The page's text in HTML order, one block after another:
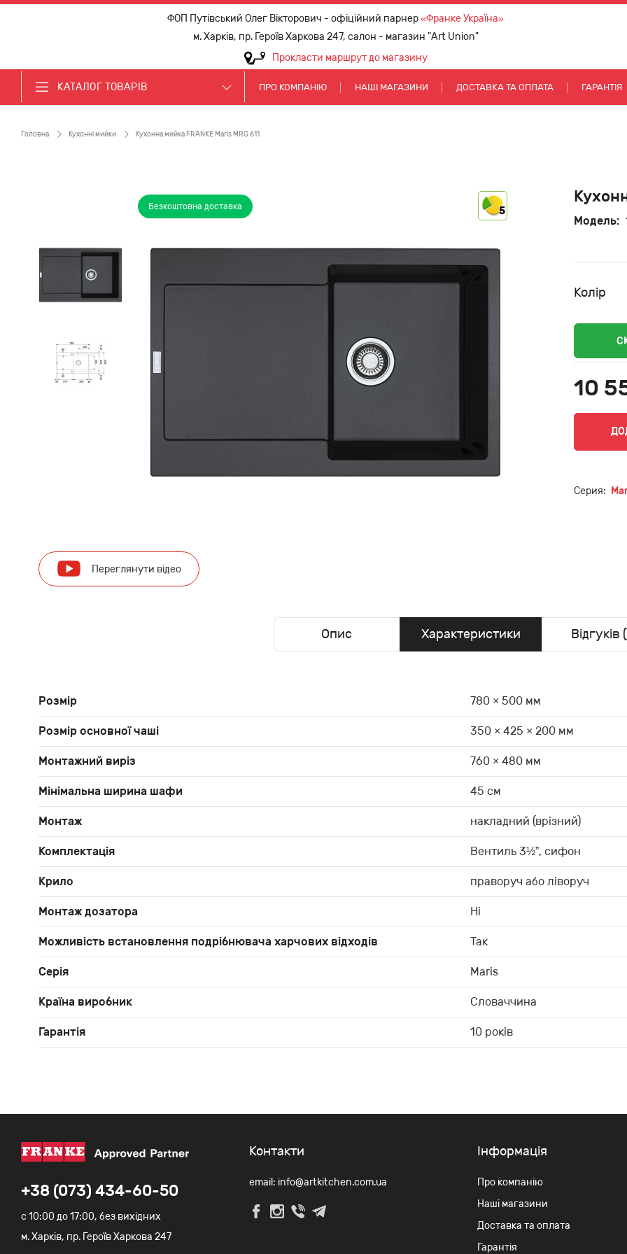
ФОП Путівський Олег Вікторович - офіційний парнер«Франке Україна»
м. Харків, пр. Героїв Харкова 247, салон - магазин "Art Union"
Прокласти маршрут до магазину
КАТАЛОГ ТОВАРІВ ПРО КОМПАНІЮ НАШІ МАГАЗИНИ ДОСТАВКА ТА ОПЛАТА ГАРАНТІЯ
Головна Кухонні мийки Кухонна мийка FRANKE Maris MRG 611
Безкоштовна доставка 5
Переглянути відео
Модель:
Колір
10
Серия:
Опис Характеристики Відгуків
Розмір 780 × 500 мм
Розмір основної чаші 350 × 425 × 200 мм
Монтажний виріз 760 × 480 мм
Мінімальна ширина шафи 45 см
Монтаж накладний (врізний)
Комплектація Вентиль 3½”, сифон
Крило праворуч або ліворуч
Монтаж дозатора Ні
Можливість встановлення подрібнювача харчових відходів Так
Серія Maris
Країна виробник Словаччина
Гарантія 10 років
+38 (073) 434-60-50
c 10:00 до 17:00, без вихідних
м. Харків, пр. Героїв Харкова 247
Контакти
email: info@artkitchen.com.ua
Iнформація
Про компанію
Наші магазини
Доставка та оплата
Гарантія